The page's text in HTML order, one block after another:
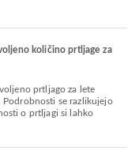
količino prtljage za
se razlikujejo
o prtljagi si lahko